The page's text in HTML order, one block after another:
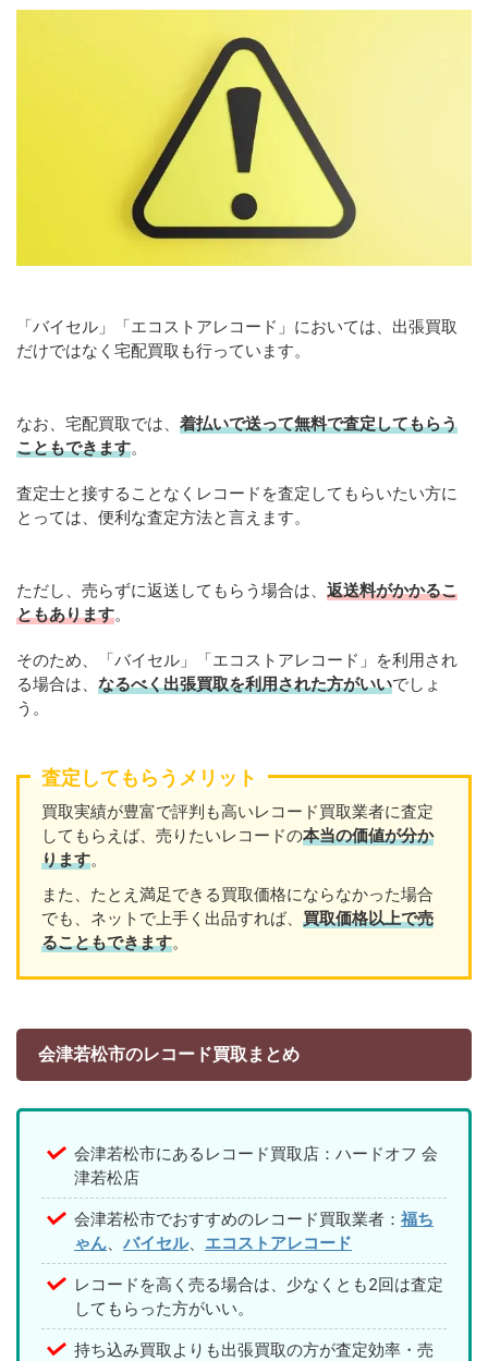
「バイセル」「エコストアレコード」においては、出張買取
だけではなく宅配買取も行っています。
なお、宅配買取では、 着払いで送って無料で査定してもらう
こともできます。
査定士と接することなくレコードを査定してもらいたい方に
とっては、便利な査定方法と言えます。
ただし、売らずに返送してもらう場合は、 返送料がかかるこ
ともあります。
そのため、「バイセル」「エコストアレコード」を利用され
る場合は、 なるべく出張買取を利用された方がいいでしょ
う。
査定してもらうメリット
買取実績が豊富で評判も高いレコード買取業者に査定
してもらえば、売りたいレコードの本当の価値が分か
ります。
また、たとえ満足できる買取価格にならなかった場合
でも、ネットで上手く出品すれば、 買取価格以上で売
ることもできます。
会津若松市のレコード買取まとめ
会津若松市にあるレコード買取店：ハードオフ 会
津若松店
会津若松市でおすすめのレコード買取業者： 福ち
ゃん
バイセル、 エコストアレコード
レコードを高く売る場合は、少なくとも2回は査定
してもらった方がいい。
持ち込み買取よりも出張買取の方が査定効率・売